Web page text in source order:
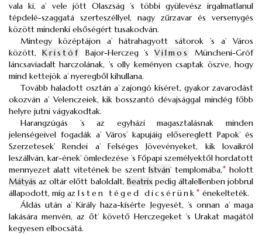
vala ki, a’ vele jött Olaszság ’s többi gyülevész irgalmatlanul
tépdelé-szaggatá szerteszéllyel, nagy zűrzavar és versenygés
között mindenki elsőségért tusakodván.
Mintegy középtájon a’ hátrahagyott sátorok ’s a’ Város
között, Kristóf Bajor-Herczeg ’sVilmos
Müncheni-Gróf
láncsaviadalt harczolának, ’s olly keményen csaptak öszve, hogy
mind kettejök a’ nyeregből kihullana.
Tovább haladott osztán a’ zajongó kíséret, gyakor zavarodást
okozván a’ Velenczeiek, kik bosszantó dévajsággal mindég főbb
helyre jutni vágyakodtak.
Harangzúgás ’s az egyházi magasztalásnak minden
jelenségeivel fogadák a’ Város’ kapujáig elősereglett Papok’ és
Szerzetesek’ Rendei a’ Felséges Jövevényeket, kik lovaikról
leszállván, kar-ének’ ömledezése ’s Főpapi személyektől hordatott
mennyezet alatt vitetének be szentIstván’ templomába,* holott
Mátyás az oltár előtt baloldalt, Beatrixpedig általellenben jobbrul
állapodott, míg az Isten téged dicsérünk * énekelteték.
Áldás után a’ Király haza-kísérte Jegyesét, ’s onnan a’ maga
lakására menvén, az őt’ követő Herczegeket ’s Urakat magától
kegyesen elbocsátá.